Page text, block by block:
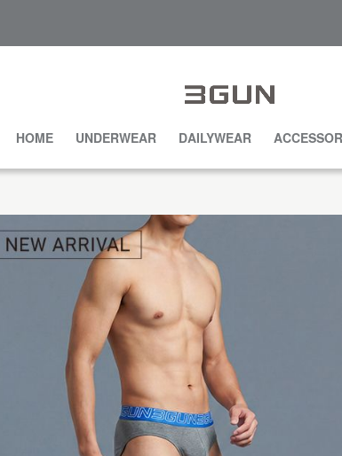
HOME UNDERWEAR DAILYWEAR